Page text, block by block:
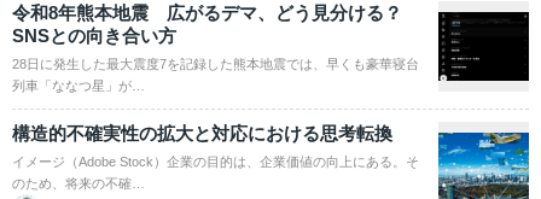
令和8年熊本地震 広がるデマ、どう見分ける？
SNSとの向き合い方
28日に発生した最大震度7を記録した熊本地震では、早くも豪華寝台
列車「ななつ星」が…
構造的不確実性の拡大と対応における思考転換
イメージ（Adobe Stock）企業の目的は、企業価値の向上にある。そ
のため、将来の不確…